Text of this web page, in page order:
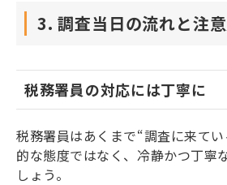
3. 調査当日の流れと注
税務署員の対応には丁寧に
税務署員はあくまで“調査に来て
的な態度ではなく、冷静かつ丁寧
しょう。